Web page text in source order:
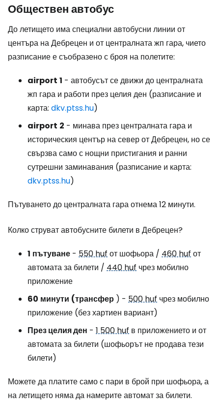
Обществен автобус
До летището има специални автобусни линии от
центъра на Дебрецен и от централната жп гара, чието
разписание е съобразено с броя на полетите:
airport 1 - автобусът се движи до централната
жп гара и работи през целия ден (разписание и
карта: dkv.ptss.hu)
airport 2 - минава през централната гара и
историческия център на север от Дебрецен, но се
свързва само с нощни пристигания и ранни
сутрешни заминавания (разписание и карта:
dkv.ptss.hu)
Пътуването до централната гара отнема 12 минути.
Колко струват автобусните билети в Дебрецен?
1 пътуване - 550 hufот шофьора / 460 hufот
автомата за билети / 440 huf чрез мобилно
приложение
60 минути (трансфер ) - 500 huf чрез мобилно
приложение (без хартиен вариант)
През целия ден - 1 500 huf в приложението и от
автомата за билети (шофьорът не продава тези
билети)
Можете да платите само с пари в брой при шофьора, а
на летището няма да намерите автомат за билети.